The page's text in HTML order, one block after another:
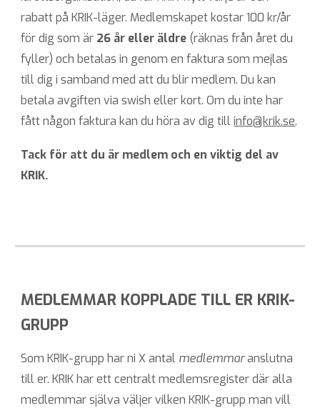
rabatt på KRIK-läger. Medlemskapet kostar 100 kr/år
för dig som är 26 år eller äldre (räknas från året du
fyller) och betalas in genom en faktura som mejlas
till dig i samband med att du blir medlem. Du kan
betala avgiften via swish eller kort. Om du inte har
fått någon faktura kan du höra av dig tillinfo@krik.se.
Tack för att du är medlem och en viktig del av
KRIK.
MEDLEMMAR KOPPLADE TILL ER KRIK-
GRUPP
Som KRIK-grupp har ni X antal medlemmaranslutna
till er. KRIK har ett centralt medlemsregister där alla
medlemmar själva väljer vilken KRIK-grupp man vill